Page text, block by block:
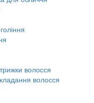
волосся
волосся